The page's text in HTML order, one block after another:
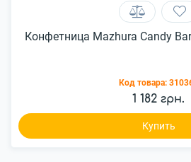
Конфетница Mazhura Candy
Код товара:
1 182 грн.
Купить